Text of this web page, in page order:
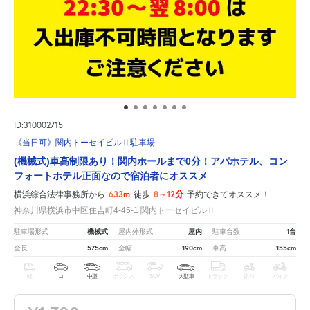
ID:310002715
《当日可》関内トーセイビルⅡ駐車場
(機械式)車高制限あり！関内ホールまで0分！アパホテル、コン
フォートホテル正面なので宿泊者にオススメ
横浜綜合法律事務所から 633m 徒歩 8～12分 予約できてオススメ！
神奈川県横浜市中区住吉町4-45-1 関内トーセイビルⅡ
駐車場形式 機械式 屋内外形式 屋内 駐車台数 1台
全長 575cm 全幅 190cm 車高 155cm
軽 コ 中型 ボックス SUV 大型車 トラック 原付 バイク